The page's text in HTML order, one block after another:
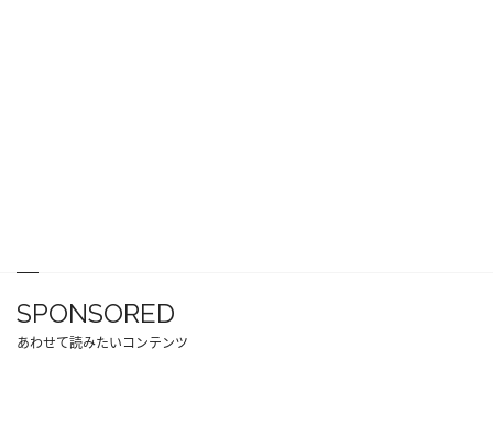
SPONSORED
あわせて読みたいコンテンツ